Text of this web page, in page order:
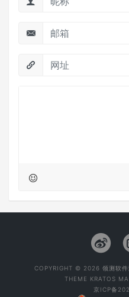
COPYRIGHT © 2026 领测软件
THEME KRATOS
京ICP备